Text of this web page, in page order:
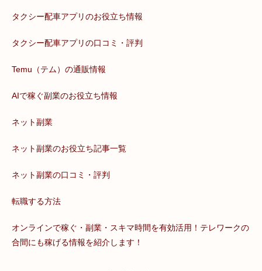
タクシー配車アプリのお役立ち情報
タクシー配車アプリの口コミ・評判
Temu（テム）の通販情報
AIで稼ぐ副業のお役立ち情報
ネット副業
ネット副業のお役立ち記事一覧
ネット副業の口コミ・評判
転職する方法
オンラインで稼ぐ・副業・スキマ時間を有効活用！テレワークの
合間にも稼げる情報を紹介します！